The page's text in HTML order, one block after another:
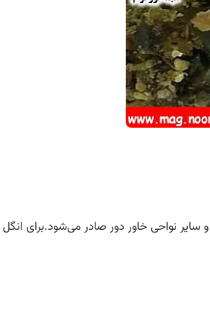
نواحی خاور دور صادر می‌شود.برای انگل